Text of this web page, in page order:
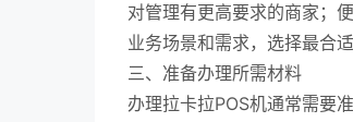
对管理有更高要求的商家；
业务场景和需求，选择最合
三、准备办理所需材料
办理拉卡拉POS机通常需要